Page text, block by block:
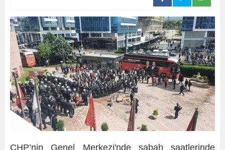
CHP’nin Genel Merkezi'nde sabah saatlerinde